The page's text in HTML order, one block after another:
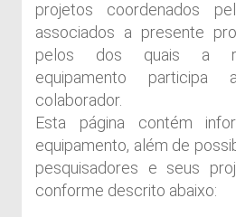
projetos coordenados
associados a presente
pelos dos quais a
equipamento participa
colaborador.
Esta página contém
equipamento, além de
pesquisadores e seus
conforme descrito abaixo: